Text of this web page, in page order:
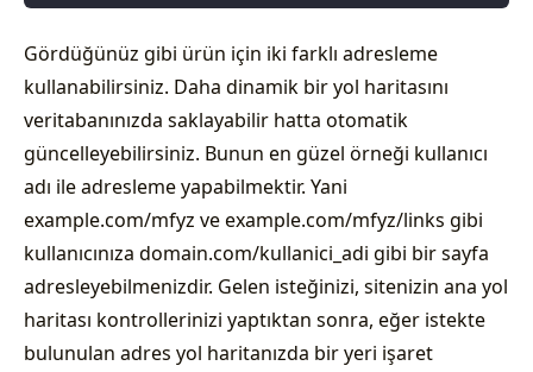
Gördüğünüz gibi ürün için iki farklı adresleme
kullanabilirsiniz. Daha dinamik bir yol haritasını
veritabanınızda saklayabilir hatta otomatik
güncelleyebilirsiniz. Bunun en güzel örneği kullanıcı
adı ile adresleme yapabilmektir. Yani
example.com/mfyz ve example.com/mfyz/links gibi
kullanıcınıza domain.com/kullanici_adi gibi bir sayfa
adresleyebilmenizdir. Gelen isteğinizi, sitenizin ana yol
haritası kontrollerinizi yaptıktan sonra, eğer istekte
bulunulan adres yol haritanızda bir yeri işaret